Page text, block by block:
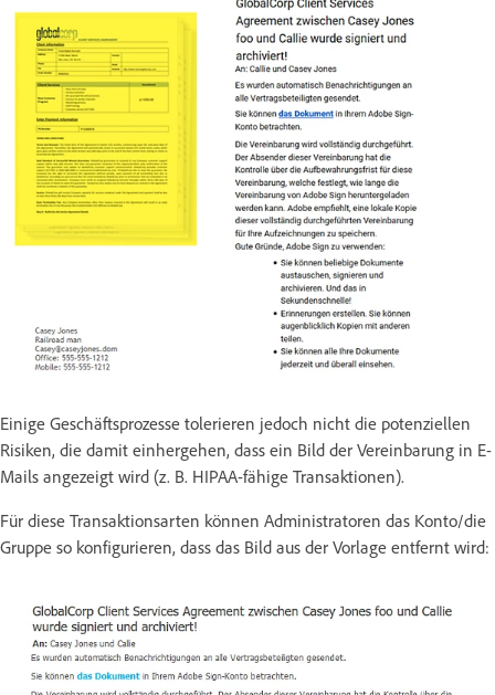
Einige Geschäftsprozesse tolerieren jedoch nicht die potenziellen
Risiken, die damit einhergehen, dass ein Bild der Vereinbarung in E-
Mails angezeigt wird (z. B. HIPAA-fähige Transaktionen).
Für diese Transaktionsarten können Administratoren das Konto/die
Gruppe so konfigurieren, dass das Bild aus der Vorlage entfernt wird: